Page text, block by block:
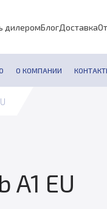
дилеромБлогДоставка
О КОМПАНИИ
A1 EU